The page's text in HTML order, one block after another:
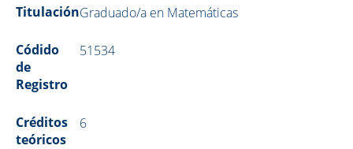
TitulaciónGraduado/a en Matemáticas
Códido
de
Registro
51534
Créditos
teóricos
6